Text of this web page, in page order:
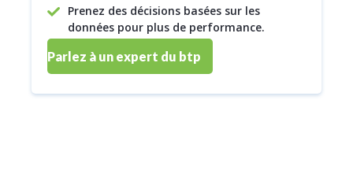
Prenez des décisions basées sur les
données pour plus de performance.
Parlez à un expert du btp